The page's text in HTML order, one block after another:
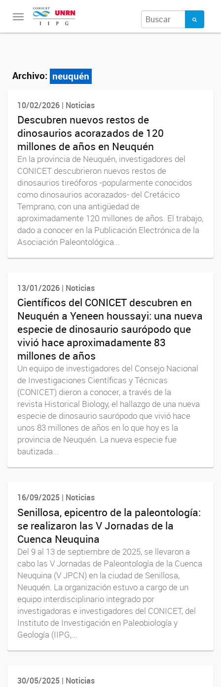
Toggle
navigation
Archivo: neuquén
10/02/2026 | Noticias
Descubren nuevos restos de
dinosaurios acorazados de 120
millones de años en Neuquén
En la provincia de Neuquén, investigadores del
CONICET descubrieron nuevos restos de
dinosaurios tireóforos -popularmente conocidos
como dinosaurios acorazados- del Cretácico
Temprano, con una antigüedad de
aproximadamente 120 millones de años. El trabajo,
dado a conocer en la Publicación Electrónica de la
Asociación Paleontológica...
13/01/2026 | Noticias
Científicos del CONICET descubren en
Neuquén a Yeneen houssayi: una nueva
especie de dinosaurio saurópodo que
vivió hace aproximadamente 83
millones de años
Un equipo de investigadores del Consejo Nacional
de Investigaciones Científicas y Técnicas
(CONICET) dieron a conocer, a través de la
revista Historical Biology, el hallazgo de una nueva
especie de dinosaurio saurópodo que vivió hace
unos 83 millones de años en lo que hoy es la
provincia de Neuquén. La nueva especie fue
bautizada...
16/09/2025 | Noticias
Senillosa, epicentro de la paleontología:
se realizaron las V Jornadas de la
Cuenca Neuquina
Del 9 al 13 de septiembre de 2025, se llevaron a
cabo las V Jornadas de Paleontología de la Cuenca
Neuquina (V JPCN) en la ciudad de Senillosa,
Neuquén. La organización estuvo a cargo de un
equipo interdisciplinario integrado por
investigadoras e investigadores del CONICET, del
Instituto de Investigación en Paleobiología y
Geología (IIPG,...
30/05/2025 | Noticias